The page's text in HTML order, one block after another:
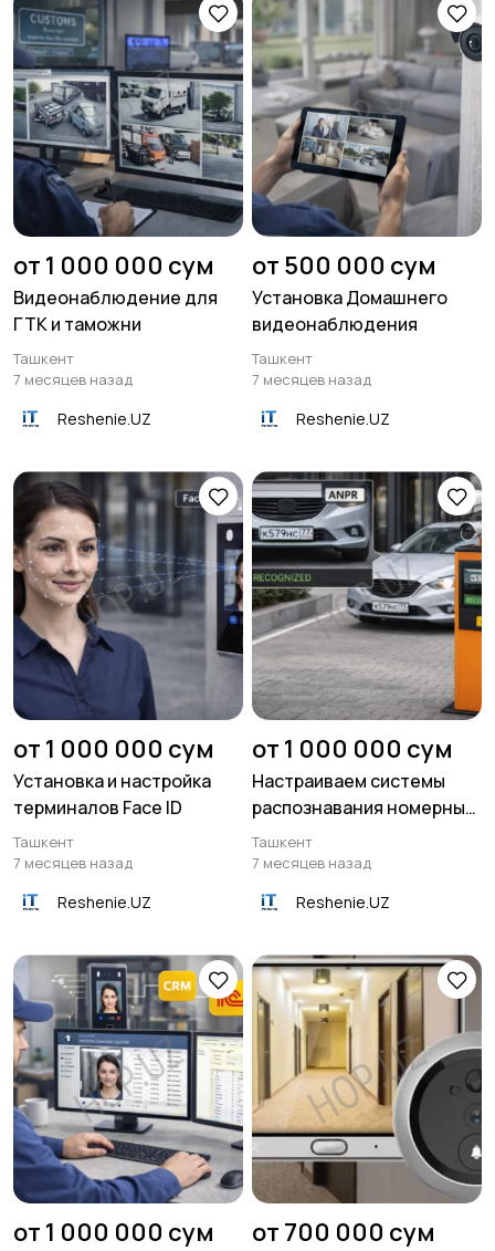
от 1 000 000 сум
Видеонаблюдение для
ГТК и таможни
Ташкент
7 месяцев назад
Reshenie.UZ
от 500 000 сум
Установка Домашнего
видеонаблюдения
Ташкент
7 месяцев назад
Reshenie.UZ
от 1 000 000 сум
Установка и настройка
терминалов Face ID
Ташкент
7 месяцев назад
Reshenie.UZ
от 1 000 000 сум
Настраиваем системы
распознавания номерных
знаков ANPR
Ташкент
7 месяцев назад
Reshenie.UZ
от 1 000 000 сум от 700 000 сум